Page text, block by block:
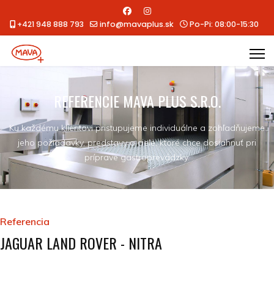
+421 948 888 793 info@mavaplus.sk Po-Pi: 08:00-15:30
REFERENCIE MAVA PLUS S.R.O.
Ku každému klientovi pristupujeme individuálne a zohľadňujeme
jeho požiadavky, predstavy a ciele, ktoré chce dosiahnuť pri
príprave gastroprevádzky.
Referencia
JAGUAR LAND ROVER - NITRA